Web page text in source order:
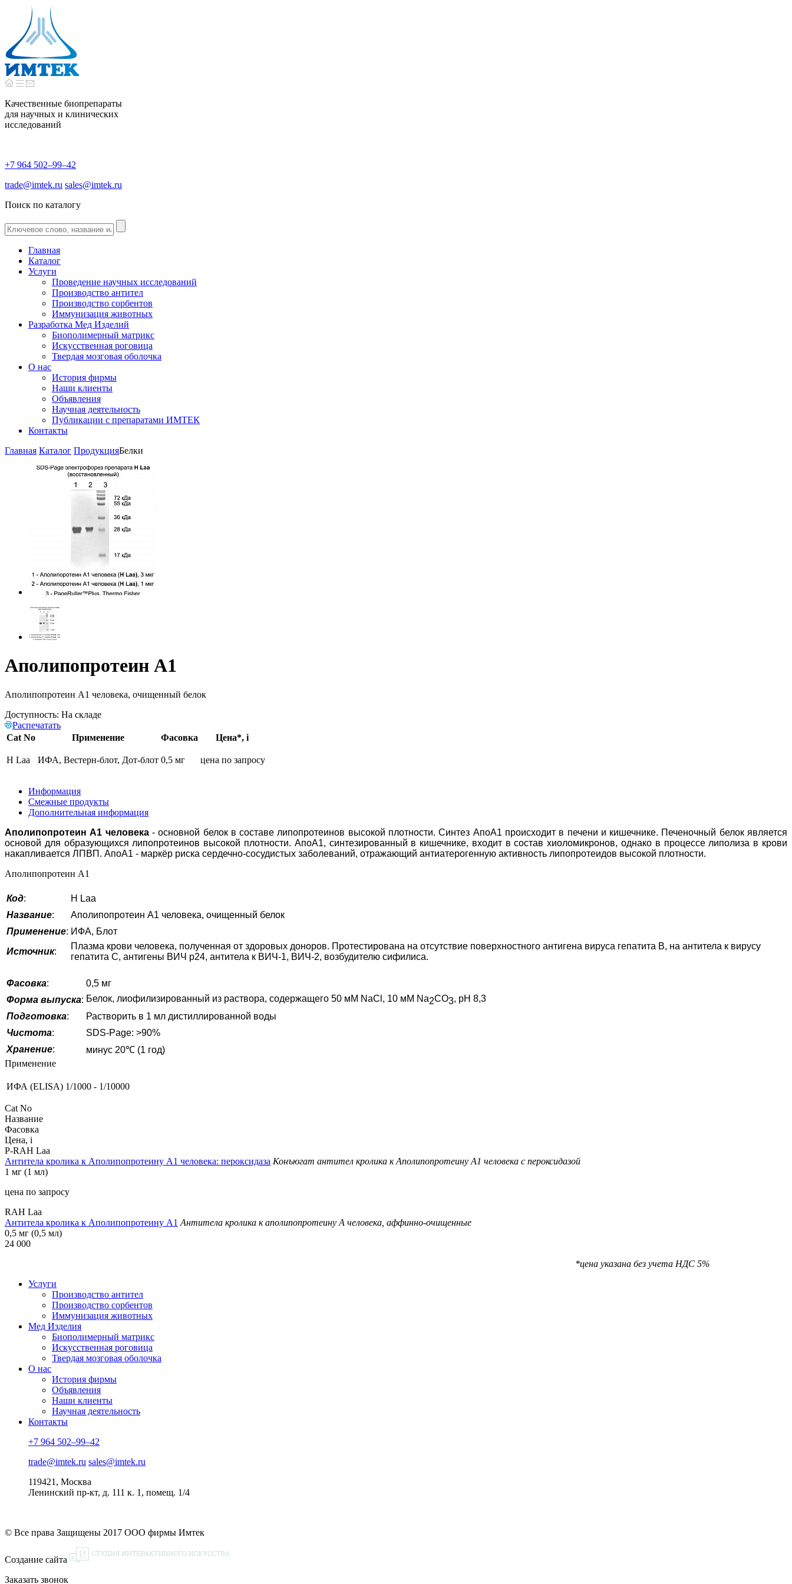
Качественные биопрепараты
для научных и клинических
исследований
+7 964 502–99–42
trade@imtek.ru sales@imtek.ru
Поиск по каталогу
Главная
Каталог
Услуги
Проведение научных исследований
Производство антител
Производство сорбентов
Иммунизация животных
Разработка Мед Изделий
Биополимерный матрикс
Искусственная роговица
Твердая мозговая оболочка
О нас
История фирмы
Наши клиенты
Объявления
Научная деятельность
Публикации с препаратами ИМТЕК
Контакты
Главная Каталог ПродукцияБелки
Аполипопротеин А1
Аполипопротеин А1 человека, очищенный белок
Доступность: На складе
Распечатать
Cat No
Применение Фасовка Цена*, i
H Laa ИФА, Вестерн-блот, Дот-блот 0,5 мг цена по запросу
Информация
Смежные продукты
Дополнительная информация
Аполипопротеин А1 человека- основной белок в составе липопротеинов высокой плотности. Синтез АпоА1 происходит в печени и кишечнике. Печеночный белок является
основой для образующихся липопротеинов высокой плотности. АпоА1, синтезированный в кишечнике, входит в состав хиоломикронов, однако в процессе липолиза в крови
накапливается ЛПВП. АпоА1 - маркёр риска сердечно-сосудистых заболеваний, отражающий антиатерогенную активность липопротеидов высокой плотности.
Аполипопротеин А1
Код:
H Laa
Название:
Аполипопротеин А1 человека, очищенный белок
Применение: ИФА, Блот
Источник:
Плазма крови человека, полученная от здоровых доноров. Протестирована на отсутствие поверхностного антигена вируса гепатита В, на антитела к вирусу
гепатита С, антигены ВИЧ p24, антитела к ВИЧ-1, ВИЧ-2, возбудителю сифилиса.
Фасовка:
0,5 мг
Форма выпуска: Белок, лиофилизированный из раствора, содержащего 50 мМ NaCl, 10 мМ Na2СO3, pH 8,3
Подготовка:
Растворить в 1 мл дистиллированной воды
Чистота:
SDS-Page: >90%
Хранение:
минус 20℃ (1 год)
Применение
ИФА (ELISA) 1/1000 - 1/10000
Cat No
Название
Фасовка
Цена, i
P-RAH Laa
Антитела кролика к Аполипопротеину А1 человека: пероксидаза Конъюгат антител кролика к Аполипопротеину А1 человека с пероксидазой
1 мг (1 мл)
цена по запросу
RAH Laa
Антитела кролика к Аполипопротеину А1 Антитела кролика к аполипопротеину A человека, аффинно-очищенные
0,5 мг (0,5 мл)
24 000
*цена указана без учета НДС 5%
Услуги
Производство антител
Производство сорбентов
Иммунизация животных
Мед Изделия
Биополимерный матрикс
Искусственная роговица
Твердая мозговая оболочка
О нас
История фирмы
Объявления
Наши клиенты
Научная деятельность
Контакты
+7 964 502–99–42
trade@imtek.ru sales@imtek.ru
119421, Москва
Ленинский пр-кт, д. 111 к. 1, помещ. 1/4
© Все права Защищены 2017 ООО фирмы Имтек
Создание сайта
Заказать звонок